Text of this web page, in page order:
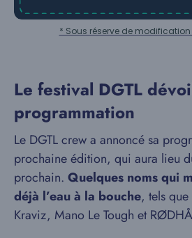
* Sous réserve de
Le festival DGTL
programmation
Le DGTL crew a annoncé sa
prochaine édition, qui aura lieu
prochain. Quelques noms qui
déjà l’eau à la bouche, tels
Kraviz, Mano Le Tough et